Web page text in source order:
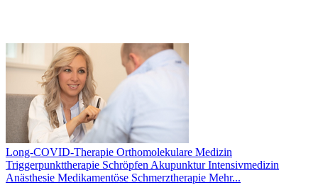
Long-COVID-Therapie Orthomolekulare Medizin
Triggerpunkttherapie Schröpfen AkupunkturIntensivmedizin
Anästhesie Medikamentöse Schmerztherapie Mehr...